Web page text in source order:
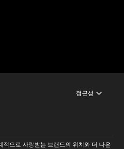
접근성
적으로 사랑받는 브랜드의 위치와 더 나은